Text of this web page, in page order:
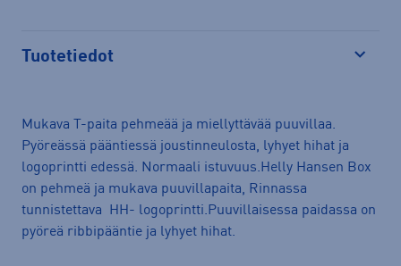
Tuotetiedot
Mukava T-paita pehmeää ja miellyttävää puuvillaa.
Pyöreässä pääntiessä joustinneulosta, lyhyet hihat ja
logoprintti edessä. Normaali istuvuus.Helly Hansen Box
on pehmeä ja mukava puuvillapaita, Rinnassa
tunnistettava HH- logoprintti.Puuvillaisessa paidassa on
pyöreä ribbipääntie ja lyhyet hihat.